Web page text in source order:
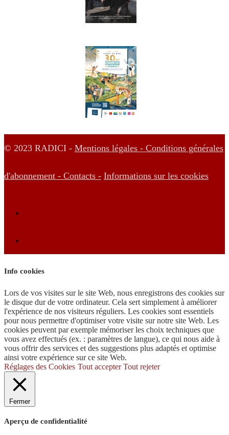
© 2023 RADICI - Mentions légales - Conditions générales
d'abonnement - Contacts - Informations sur les cookies
Info cookies
Lors de vos visites sur le site Web, nous enregistrons des cookies sur
le disque dur de votre ordinateur. Cela sert simplement à améliorer
l'expérience de nos visiteurs réguliers. Les cookies sont essentiels
pour nous permettre d'optimiser votre visite sur notre site Web. Les
cookies peuvent par exemple mémoriser les choix techniques que
vous avez effectués (ex. : paramètres de langue), ce qui nous aide à
vous offrir des services et des suggestions plus adaptés et optimise
ainsi votre expérience sur ce site Web.
Réglages des Cookies Tout accepter Tout rejeter
Fermer
Aperçu de confidentialité